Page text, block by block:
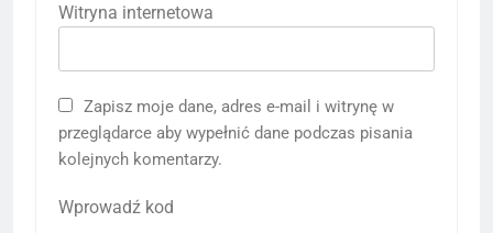
Witryna internetowa
Zapisz moje dane, adres e-mail i witrynę w
przeglądarce aby wypełnić dane podczas pisania
kolejnych komentarzy.
Wprowadź kod